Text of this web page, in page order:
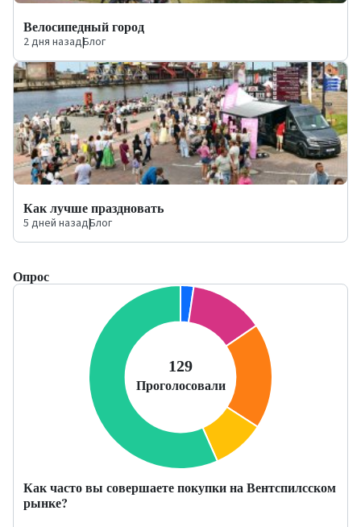
Велосипедный город
2 дня назад|Блог
Как лучше праздновать
5 дней назад|Блог
Опрос
Как часто вы совершаете покупки на Вентспилсском
рынке?